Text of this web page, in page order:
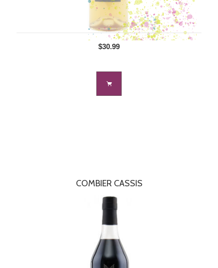
$30.99
COMBIER CASSIS